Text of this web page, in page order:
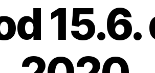
A
u